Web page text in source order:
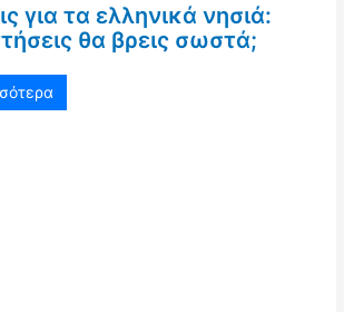
για τα ελληνικά νησιά:
θα βρεις σωστά;